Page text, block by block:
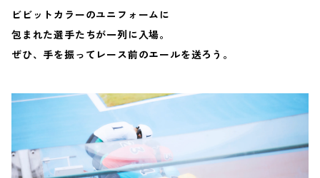
ビビットカラーのユニフォームに
包まれた選手たちが一列に入場。
ぜひ、手を振ってレース前のエールを送ろう。